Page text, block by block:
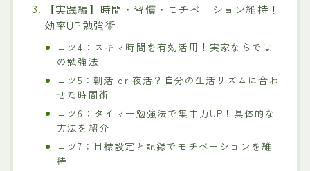
【実践編】時間・習慣・モチベーション維持！
効率UP勉強術
コツ4：スキマ時間を有効活用！実家ならでは
の勉強法
コツ5：朝活 or 夜活？自分の生活リズムに合わ
せた時間術
コツ6：タイマー勉強法で集中力UP！具体的な
方法を紹介
コツ7：目標設定と記録でモチベーションを維
持